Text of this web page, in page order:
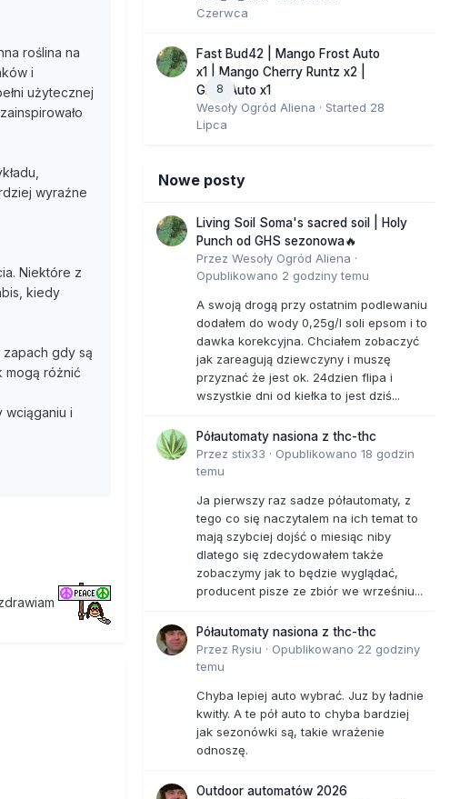
roślina na
i
użytecznej
wyraźne
Niektóre z
kiedy
zapach gdy są
mogą różnić
wciąganiu i
Czerwca
8
Fast Bud42 | Mango Frost Auto
x1 | Mango Cherry Runtz x2 |
GMO Auto x1
Wesoły Ogród Aliena · Started 28
Lipca
Nowe posty
Living Soil Soma's sacred soil | Holy
Punch od GHS sezonowa🔥
Przez Wesoły Ogród Aliena ·
Opublikowano 2 godziny temu
A swoją drogą przy ostatnim podlewaniu
dodałem do wody 0,25g/l soli epsom i to
dawka korekcyjna. Chciałem zobaczyć
jak zareagują dziewczyny i muszę
przyznać że jest ok. 24dzien flipa i
wszystkie dni od kiełka to jest dziś...
Półautomaty nasiona z thc-thc
Przez stix33 · Opublikowano 18 godzin
temu
Ja pierwszy raz sadze półautomaty, z
tego co się naczytalem na ich temat to
mają szybciej dojść o miesiąc niby
dlatego się zdecydowałem także
zobaczymy jak to będzie wyglądać,
producent pisze ze zbiór we wrześniu...
Półautomaty nasiona z thc-thc
Przez Rysiu · Opublikowano 22 godziny
temu
Chyba lepiej auto wybrać. Juz by ładnie
kwitły. A te pół auto to chyba bardziej
jak sezonówki są, takie wrażenie
odnoszę.
Outdoor automatów 2026